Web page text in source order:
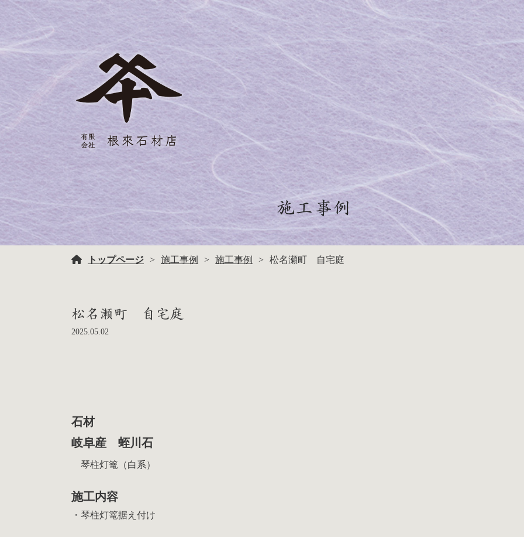
施工事例
トップページ 施工事例 施工事例 松名瀬町 自宅庭
松名瀬町 自宅庭
2025.05.02
石材
岐阜産 蛭川石
琴柱灯篭（白系）
施工内容
・琴柱灯篭据え付け